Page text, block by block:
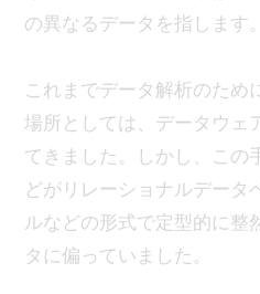
の異なるデータを指します。
これまでデータ解析のため
場所としては、データウェ
てきました。しかし、この
どがリレーショナルデータ
ルなどの形式で定型的に整
タに偏っていました。